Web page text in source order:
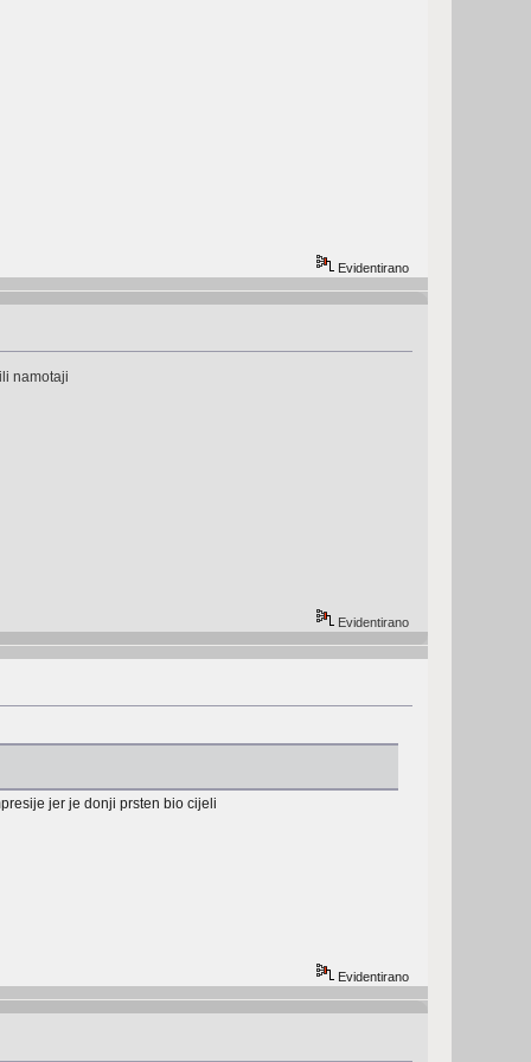
Evidentirano
namotaji
Evidentirano
jer je donji prsten bio cijeli
Evidentirano